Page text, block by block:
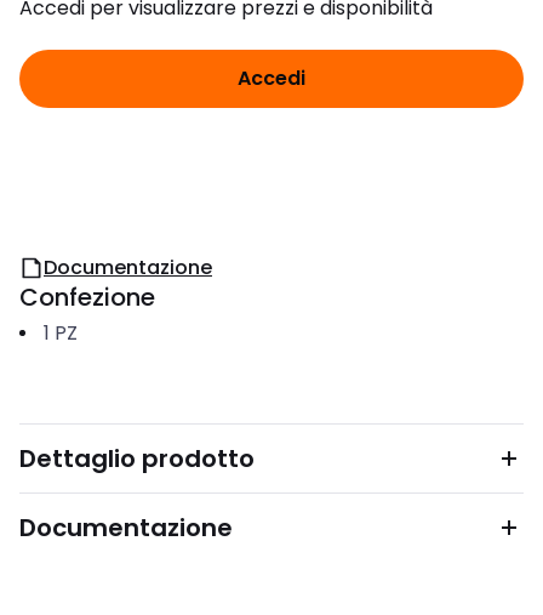
Accedi per visualizzare prezzi e disponibilità
Accedi
Documentazione
Confezione
1 PZ
Dettaglio prodotto
Documentazione